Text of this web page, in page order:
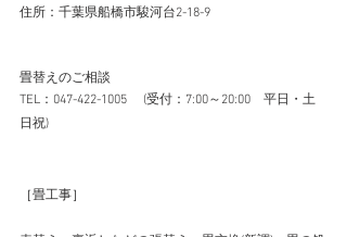
住所：千葉県船橋市駿河台2-18-9
畳替えのご相談
TEL：047-422-1005 　(受付：7:00～20:00　平日・土
日祝)
［畳工事］